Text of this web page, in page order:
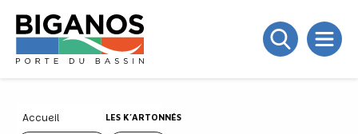
Accueil LES K’ARTONNÉS